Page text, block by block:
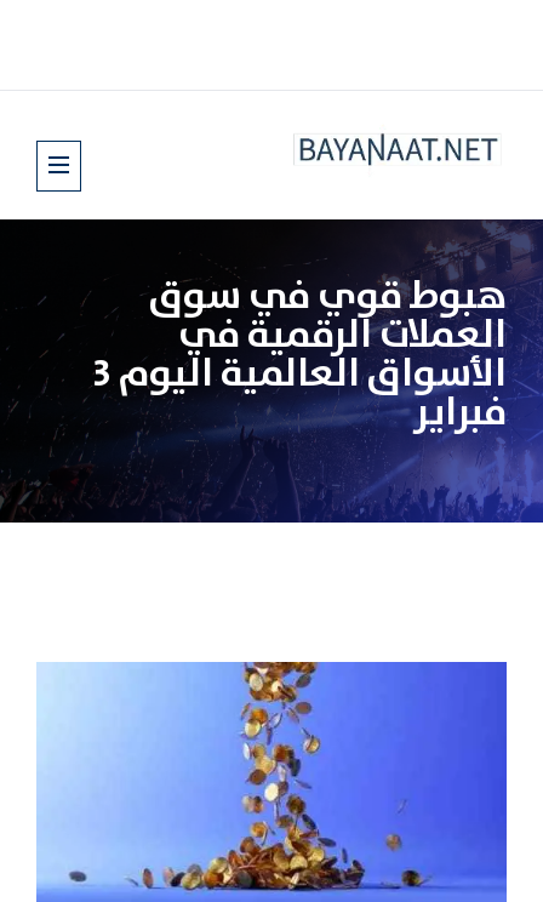
هبوط قوي في سوق
العملات الرقمية في
الأسواق العالمية اليوم 3
فبراير